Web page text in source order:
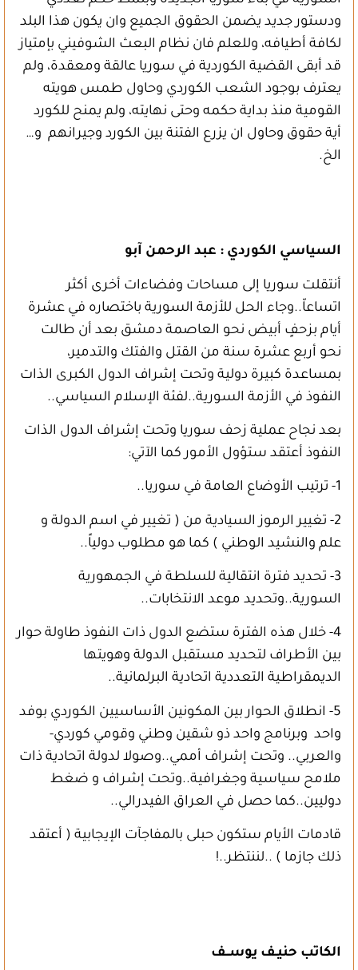
ودستور جديد يضمن الحقوق الجميع وان يكون هذا البلد
لكافة أطيافه، وللعلم فان نظام البعث الشوفيني بإمتياز
قد أبقى القضية الكوردية في سوريا عالقة ومعقدة، ولم
يعترف بوجود الشعب الكوردي وحاول طمس هويته
القومية منذ بداية حكمه وحتى نهايته، ولم يمنح للكورد
أية حقوق وحاول ان يزرع الفتنة بين الكورد وجيرانهم و…
الخ.
السياسي الكوردي : عبد الرحمن آبو
أنتقلت سوريا إلى مساحات وفضاءات أخرى أكثر
اتساعاّ..وجاء الحل للأزمة السورية باختصاره في عشرة
أيام بزحفٍ أبيض نحو العاصمة دمشق بعد أن طالت
نحو أربع عشرة سنة من القتل والفتك والتدمير،
بمساعدة كبيرة دولية وتحت إشراف الدول الكبرى الذات
النفوذ في الأزمة السورية..لفئة الإسلام السياسي..
بعد نجاح عملية زحف سوريا وتحت إشراف الدول الذات
النفوذ أعتقد ستؤول الأمور كما الآتي:
1- ترتيب الأوضاع العامة في سوريا..
2- تغيير الرموز السيادية من ( تغيير في اسم الدولة و
علم والنشيد الوطني ) كما هو مطلوب دولياً..
3- تحديد فترة انتقالية للسلطة في الجمهورية
السورية..وتحديد موعد الانتخابات..
4- خلال هذه الفترة ستضع الدول ذات النفوذ طاولة حوار
بين الأطراف لتحديد مستقبل الدولة وهويتها
الديمقراطية التعددية اتحادية البرلمانية..
5- انطلاق الحوار بين المكونين الأساسيين الكوردي بوفد
واحد وبرنامج واحد ذو شقين وطني وقومي كوردي-
والعربي.. وتحت إشراف أممي..وصولا لدولة اتحادية ذات
ملامح سياسية وجغرافية..وتحت إشراف و ضغط
دوليين..كما حصل في العراق الفيدرالي..
قادمات الأيام ستكون حبلى بالمفاجآت الإيجابية ( أعتقد
ذلك جازما ) ..لننتظر..!
الكاتب حنيـف يوســف